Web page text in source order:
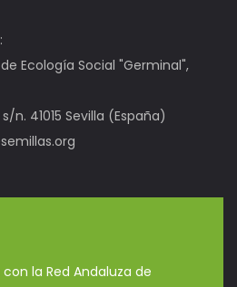
Ecología Social "Germinal",
n. 41015 Sevilla (España)
la Red Andaluza de